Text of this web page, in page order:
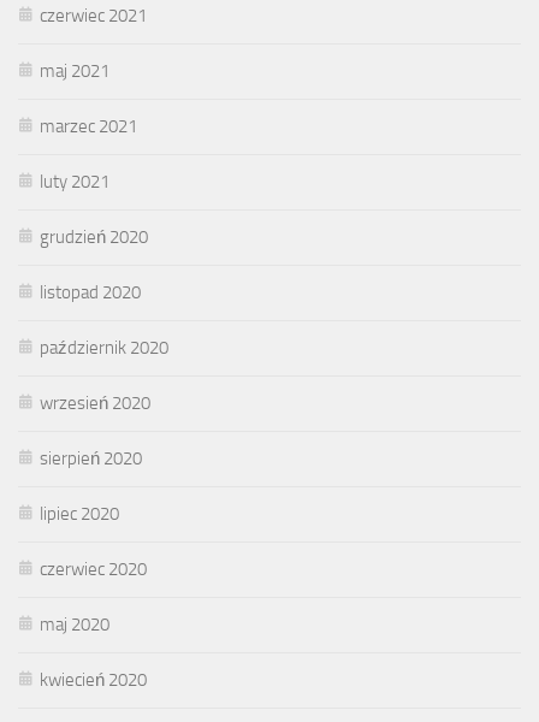
czerwiec 2021
maj 2021
marzec 2021
luty 2021
grudzień 2020
listopad 2020
październik 2020
wrzesień 2020
sierpień 2020
lipiec 2020
czerwiec 2020
maj 2020
kwiecień 2020